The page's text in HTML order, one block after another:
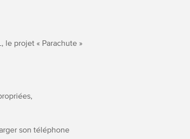
le projet « Parachute »
son téléphone